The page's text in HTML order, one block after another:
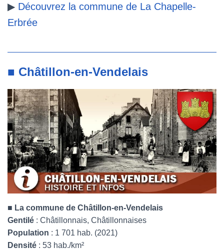
▶ Découvrez la commune de La Chapelle-
Erbrée
■ Châtillon-en-Vendelais
■ La commune de Châtillon-en-Vendelais
Gentilé : Châtillonnais, Châtillonnaises
Population : 1 701 hab. (2021)
Densité : 53 hab./km²